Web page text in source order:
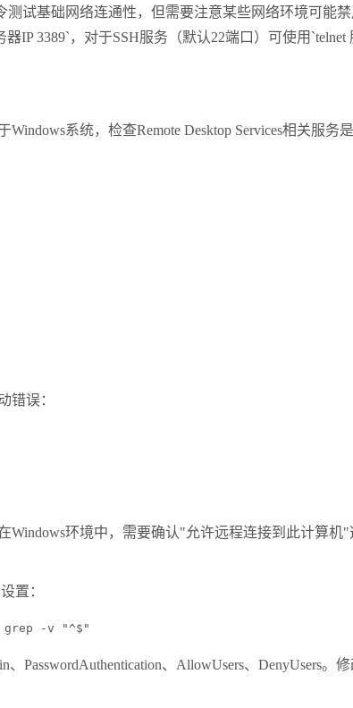
测试基础网络连通性，但需要注意某些网络环境可能禁
器IP 3389`，对于SSH服务（默认22端口）可使用 `telnet
Windows系统，检查Remote Desktop Services相关服务
错误：
Windows环境中，需要确认"允许远程连接到此计算机"
置：
-v "^$"
、 PasswordAuthentication、 AllowUsers、 DenyUsers。修